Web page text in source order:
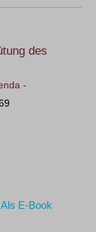
des
-
Als E-Book